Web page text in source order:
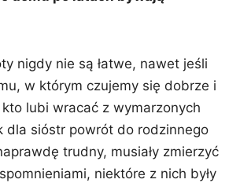
nigdy nie są łatwe, nawet jeśli
w którym czujemy się dobrze i
lubi wracać z wymarzonych
dla sióstr powrót do rodzinnego
trudny, musiały zmierzyć
niektóre z nich były